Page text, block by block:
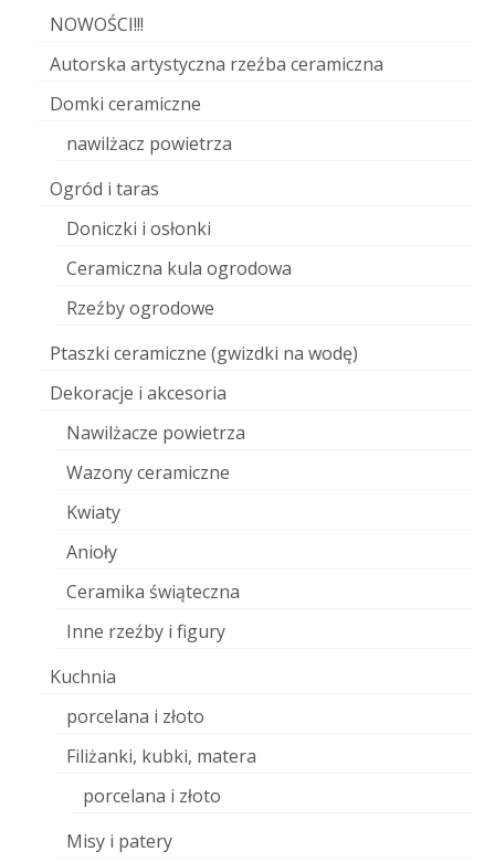
NOWOŚCI!!!
Autorska artystyczna rzeźba ceramiczna
Domki ceramiczne
nawilżacz powietrza
Ogród i taras
Doniczki i osłonki
Ceramiczna kula ogrodowa
Rzeźby ogrodowe
Ptaszki ceramiczne (gwizdki na wodę)
Dekoracje i akcesoria
Nawilżacze powietrza
Wazony ceramiczne
Kwiaty
Anioły
Ceramika świąteczna
Inne rzeźby i figury
Kuchnia
porcelana i złoto
Filiżanki, kubki, matera
porcelana i złoto
Misy i patery